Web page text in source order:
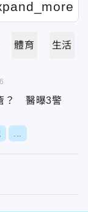
體育 生活
？ 醫曝3警